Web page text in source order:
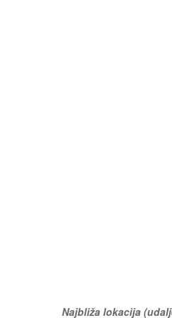
Najbliža lokacija